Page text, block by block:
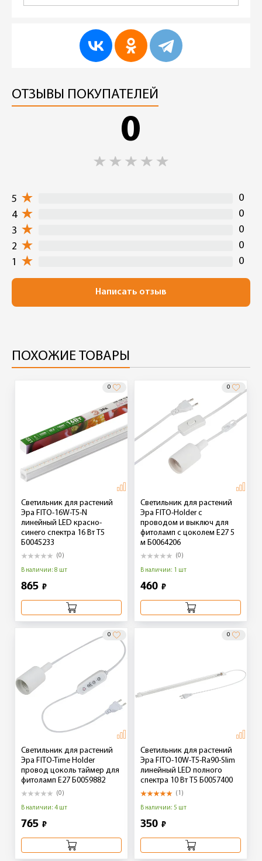
ОТЗЫВЫ ПОКУПАТЕЛЕЙ
0
5
0
4
0
3
0
2
0
1
0
Написать отзыв
ПОХОЖИЕ ТОВАРЫ
0
Светильник для растений
Эра FITO-16W-T5-N
линейный LED красно-
синего спектра 16 Вт Т5
Б0045233
(0)
В наличии: 8 шт
865 ₽
0
Светильник для растений
Эра FITO-Holder с
проводом и выключ для
фитоламп с цоколем Е27 5
м Б0064206
(0)
В наличии: 1 шт
460 ₽
0
Светильник для растений
Эра FITO-Time Holder
провод цоколь таймер для
фитоламп E27 Б0059882
(0)
В наличии: 4 шт
765 ₽
0
Светильник для растений
Эра FITO-10W-Т5-Ra90-Slim
линейный LED полного
спектра 10 Вт Т5 Б0057400
(1)
В наличии: 5 шт
350 ₽